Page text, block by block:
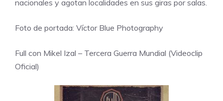
nacionales y agotan localidades en sus giras por salas.
Foto de portada: Víctor Blue Photography
Full con Mikel Izal – Tercera Guerra Mundial (Videoclip
Oficial)